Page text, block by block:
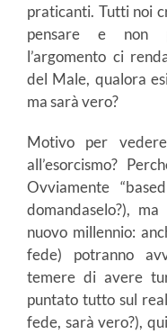
praticanti. Tutti noi
pensare e non
l’argomento ci
del Male, qualora
ma sarà vero?
Motivo per
all’esorcismo?
Ovviamente
domandaselo?),
nuovo millennio:
fede) potranno
temere di avere
puntato tutto sul
fede, sarà vero?),